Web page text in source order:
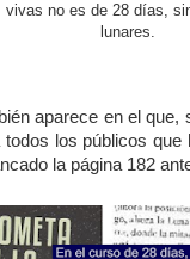
no es de 28 días,
lunares.
aparece en el
los públicos
la página 182